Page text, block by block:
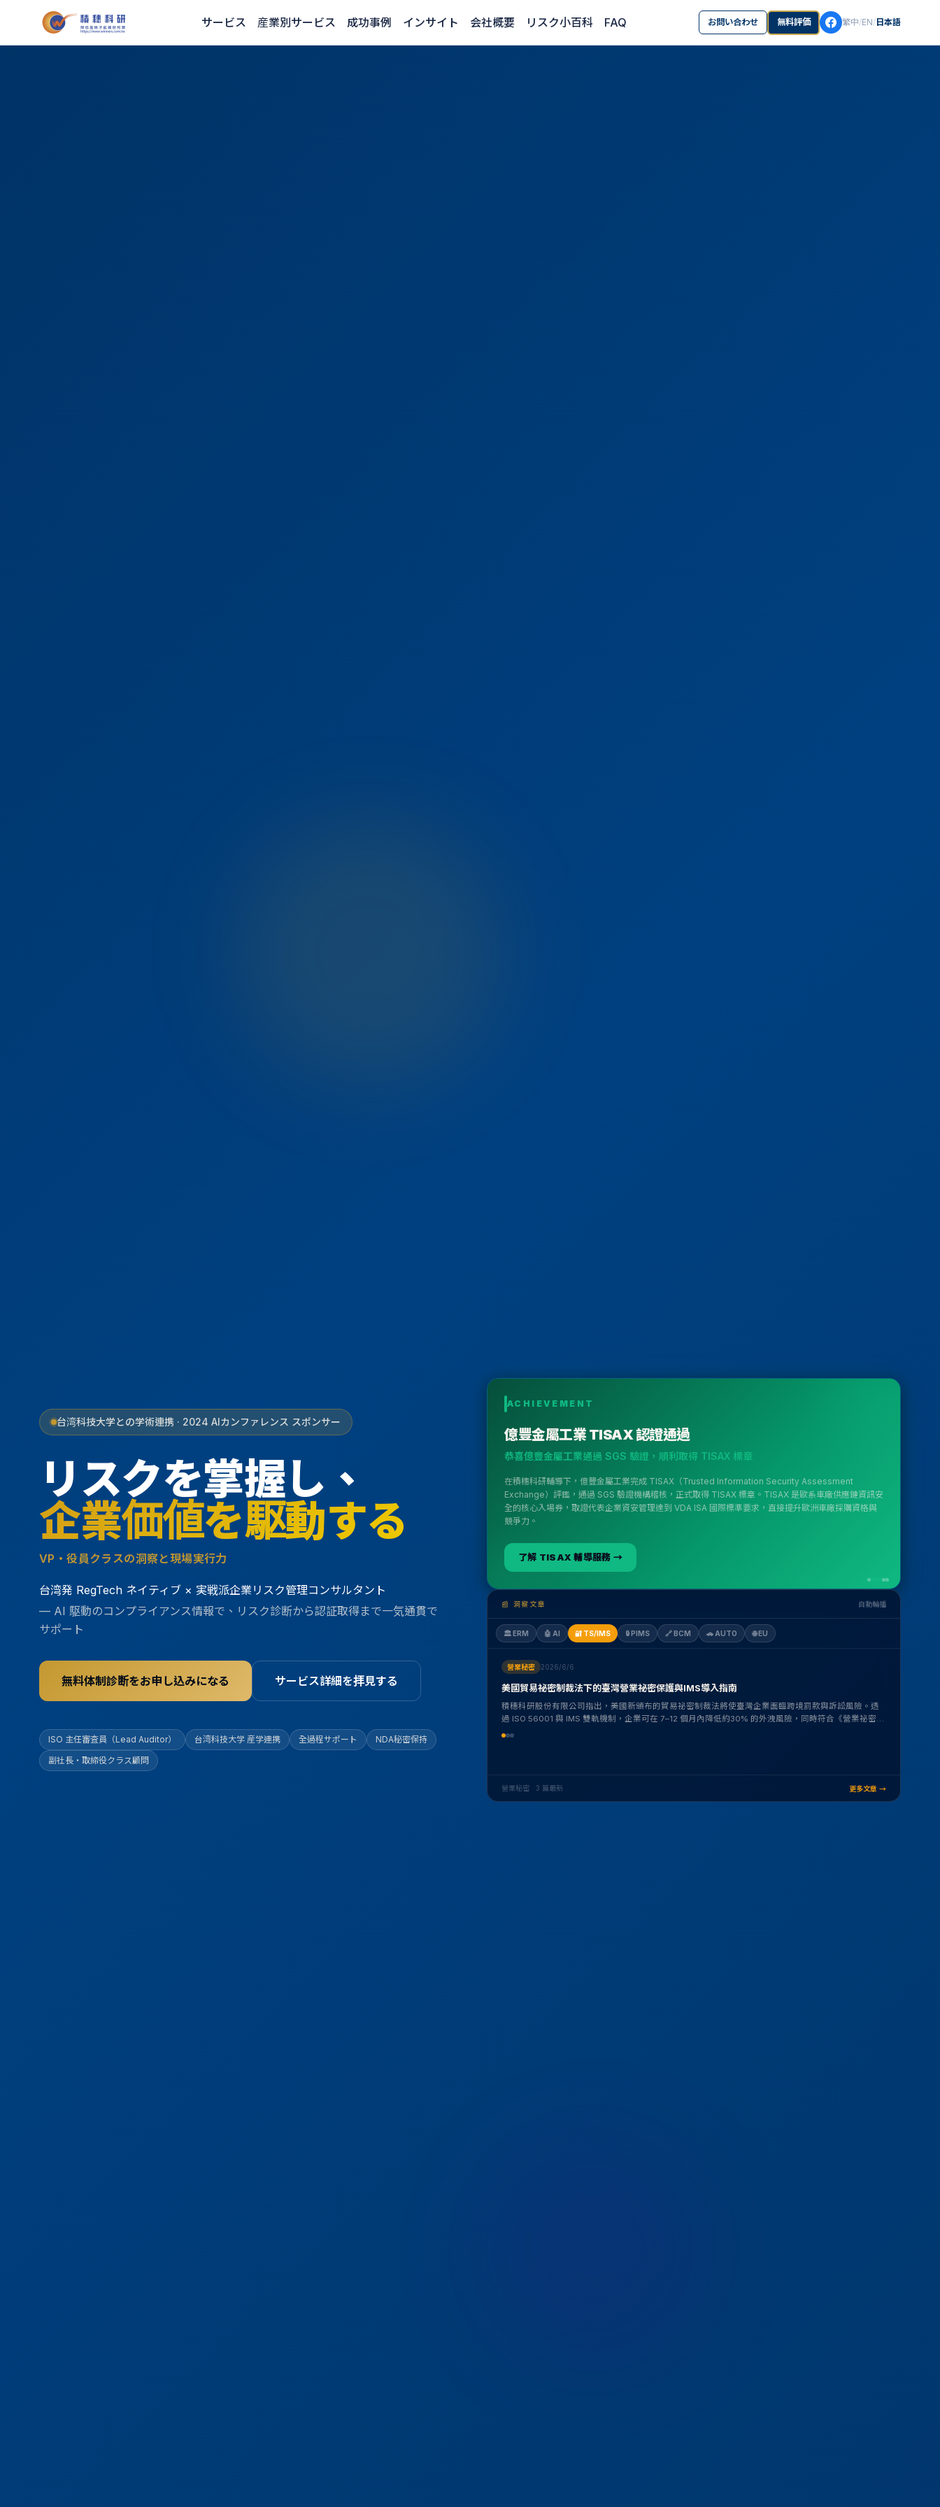
サービス 産業別サービス 成功事例 インサイト 会社概要 リスク小百科 FAQ お問い合わせ 無料評価 繁中/EN/ 日本語
台湾科技大学との学術連携 · 2024 AIカンファレンス スポンサー
リスクを掌握し、
企業価値を駆動する
VP・役員クラスの洞察と現場実行力
台湾発 RegTech ネイティブ × 実戦派企業リスク管理コンサルタント
— AI 駆動のコンプライアンス情報で、リスク診断から認証取得まで一気通貫で
サポート
無料体制診断をお申し込みになる サービス詳細を拝見する
ISO 主任審査員（Lead Auditor） 台湾科技大学 産学連携 全過程サポート
NDA秘密保持
副社長・取締役クラス顧問
ACHIEVEMENT
億豐金屬工業 TISAX 認證通過
恭喜億豐金屬工業通過 SGS 驗證，順利取得 TISAX 標章
在積穗科研輔導下，億豐金屬工業完成 TISAX（Trusted Information Security Assessment
Exchange）評鑑，通過 SGS 驗證機構稽核，正式取得 TISAX 標章。TISAX 是歐系車廠供應鏈資訊安
全的核心入場券，取證代表企業資安管理達到 VDA ISA 國際標準要求，直接提升歐洲車廠採購資格與
競爭力。
了解 TISAX 輔導服務 →
📰 洞察文章 自動輪播
🏛ERM 🤖 AI 🔐 TS/IMS 🔒PIMS 🔗BCM 🚗 AUTO 🌐EU
營業秘密 2026/6/6
美國貿易祕密制裁法下的臺灣營業祕密保護與IMS導入指南
積穗科研股份有限公司指出，美國新頒布的貿易祕密制裁法將使臺灣企業面臨跨境罰款與訴訟風險。透
過 ISO 56001 與 IMS 雙軌機制，企業可在 7–12 個月內降低約30% 的外洩風險，同時符合《營業祕密
法》要求。
營業秘密 · 3 篇最新 更多文章 →